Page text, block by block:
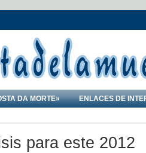
DA MORTE» ENLACES DE
para este 2012